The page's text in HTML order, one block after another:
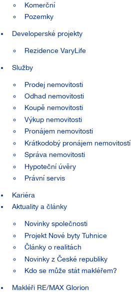
Komerční
Pozemky
Developerské projekty
Rezidence VaryLife
Služby
Prodej nemovitosti
Odhad nemovitosti
Koupě nemovitosti
Výkup nemovitosti
Pronájem nemovitosti
Krátkodobý pronájem nemovitostí
Správa nemovitosti
Hypoteční úvěry
Právní servis
Kariéra
Aktuality a články
Novinky společnosti
Projekt Nové byty Tuhnice
Články o realitách
Novinky z České republiky
Kdo se může stát makléřem?
Makléři RE/MAX Glorion